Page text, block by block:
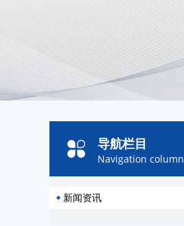
导航栏目
Navigation column
新闻资讯